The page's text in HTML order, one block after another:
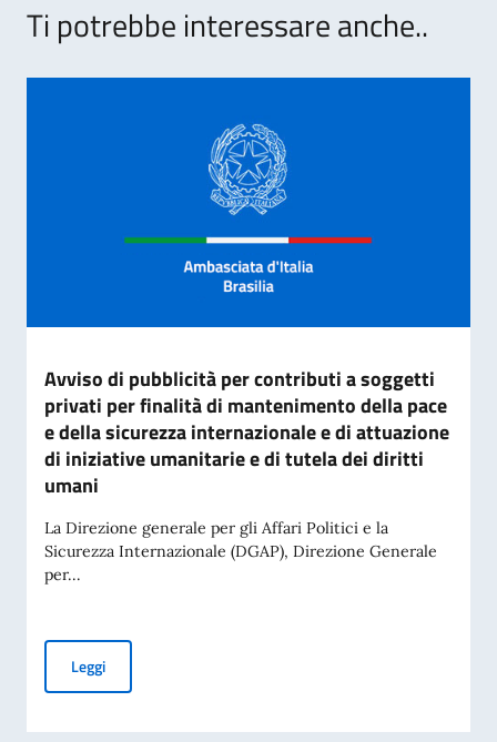
Ti potrebbe interessare anche..
Avviso di pubblicità per contributi a soggetti
privati per finalità di mantenimento della pace
e della sicurezza internazionale e di attuazione
di iniziative umanitarie e di tutela dei diritti
umani
La Direzione generale per gli Affari Politici e la
Sicurezza Internazionale (DGAP), Direzione Generale
per...
LeggiAvviso di pubblicità per contributi a soggetti privati per